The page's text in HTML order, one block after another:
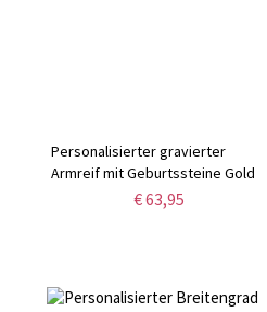
Personalisierter gravierter
Armreif mit Geburtssteine Gold
€ 63,95